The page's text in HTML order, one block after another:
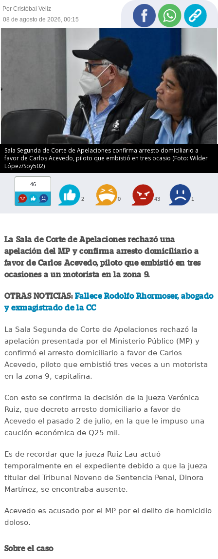
Por Cristóbal Veliz
08 de agosto de 2026, 00:15
Sala Segunda de Corte de Apelaciones confirma arresto domiciliario a
favor de Carlos Acevedo, piloto que embistió en tres ocasio (Foto: Wilder
López/Soy502)
46
2 0 43 1
La Sala de Corte de Apelaciones rechazó una
apelación del MP y confirma arresto domiciliario a
favor de Carlos Acevedo, piloto que embistió en tres
ocasiones a un motorista en la zona 9.
OTRAS NOTICIAS: Fallece Rodolfo Rhormoser, abogado
y exmagistrado de la CC
La Sala Segunda de Corte de Apelaciones rechazó la
apelación presentada por el Ministerio Público (MP) y
confirmó el arresto domiciliario a favor de Carlos
Acevedo, piloto que embistió tres veces a un motorista
en la zona 9, capitalina.
Con esto se confirma la decisión de la jueza Verónica
Ruiz, que decreto arresto domiciliario a favor de
Acevedo el pasado 2 de julio, en la que le impuso una
caución económica de Q25 mil.
Es de recordar que la jueza Ruíz Lau actuó
temporalmente en el expediente debido a que la jueza
titular del Tribunal Noveno de Sentencia Penal, Dinora
Martínez, se encontraba ausente.
Acevedo es acusado por el MP por el delito de homicidio
doloso.
Sobre el caso